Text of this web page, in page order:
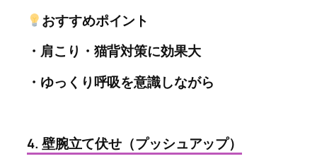
おすすめポイント
・肩こり・猫背対策に効果大
・ゆっくり呼吸を意識しながら
4. 壁腕立て伏せ（プッシュアップ）